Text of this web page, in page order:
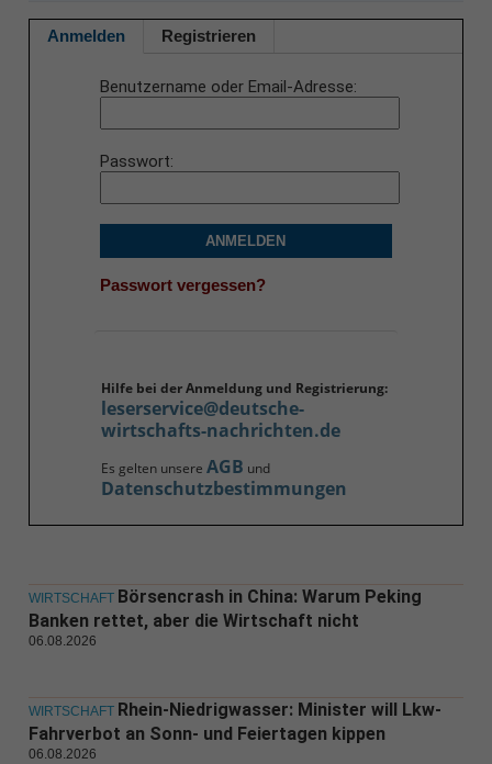
Anmelden Registrieren
Benutzername oder Email-Adresse
Passwort
ANMELDEN
Passwort vergessen?
Hilfe bei der Anmeldung und Registrierung:
leserservice@deutsche-
wirtschafts-nachrichten.de
Es gelten unsere AGB und
Datenschutzbestimmungen
WIRTSCHAFT Börsencrash in China: Warum Peking
Banken rettet, aber die Wirtschaft nicht
06.08.2026
WIRTSCHAFT Rhein-Niedrigwasser: Minister will Lkw-
Fahrverbot an Sonn- und Feiertagen kippen
06.08.2026